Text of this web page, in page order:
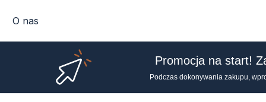
O nas
Promocja na start!
Podczas dokonywania zakupu,